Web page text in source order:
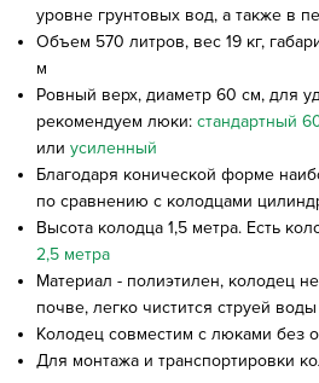
уровне грунтовых вод, а также в
Объем 570 литров, вес 19 кг,
м
Ровный верх, диаметр 60 см, для
рекомендуем люки: стандартный
или усиленный
Благодаря конической форме
по сравнению с колодцами
Высота колодца 1,5 метра. Есть
2,5 метра
Материал - полиэтилен, колодец
почве, легко чистится струей
Колодец совместим с люками без
Для монтажа и транспортировки